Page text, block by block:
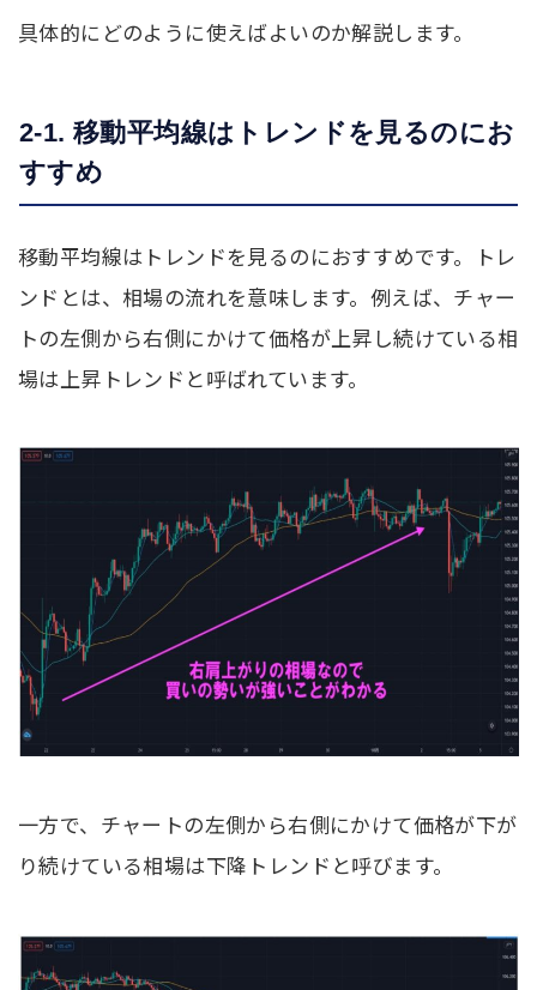
具体的にどのように使えばよいのか解説します。
2-1. 移動平均線はトレンドを見るのにお
すすめ
移動平均線はトレンドを見るのにおすすめです。トレ
ンドとは、相場の流れを意味します。例えば、チャー
トの左側から右側にかけて価格が上昇し続けている相
場は上昇トレンドと呼ばれています。
一方で、チャートの左側から右側にかけて価格が下が
り続けている相場は下降トレンドと呼びます。